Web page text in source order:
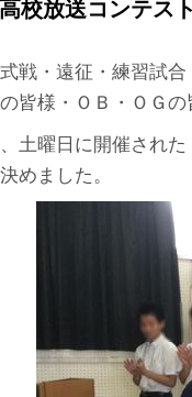
校放送コンテス
戦・遠征・練習試
皆様・ＯＢ・ＯＧ
土曜日に開催され
めました。